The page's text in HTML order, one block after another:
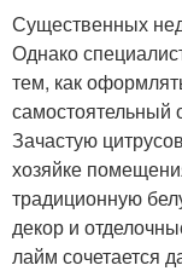
Существенных
Однако
тем, как
самостоятельный
Зачастую
хозяйке
традиционную
декор и
лайм сочетается